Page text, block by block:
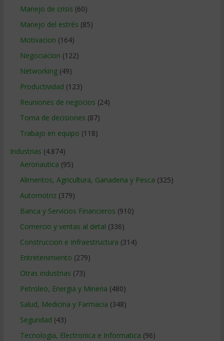
Manejo de crisis (60)
Manejo del estrés (85)
Motivacion (164)
Negociacion (122)
Networking(49)
Productividad (123)
Reuniones de negocios (24)
Toma de decisiones (87)
Trabajo en equipo (118)
Industrias (4.874)
Aeronautica (95)
Alimentos, Agricultura, Ganaderia y Pesca (325)
Automotriz(379)
Banca y Servicios Financieros (910)
Comercio y ventas al detal (336)
Construccion e Infraestructura (314)
Entretenimiento (279)
Otras industrias (73)
Petroleo, Energia y Mineria (480)
Salud, Medicina y Farmacia (348)
Seguridad (43)
Tecnologia, Electronica e Informatica (96)